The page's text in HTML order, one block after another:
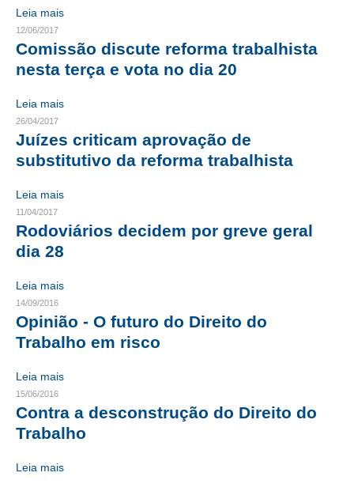
NÚCLEO DA MULHER ENGENHEIRA
TRANSPARÊNCIA
ACORDOS, CONVENÇÕES E DISSÍDIOS
CONTRIBUIÇÕES
CONTRIBUIÇÃO ASSISTENCIAL
CONTRIBUIÇÃO ASSOCIATIVA OU ANUIDADE DE SÓCIO
CONTRIBUIÇÃO SINDICAL URBANA
REVISÃO DE APOSENTADORIA
LEGISLAÇÃO
Leia mais
12/06/2017
Comissão discute reforma trabalhista
nesta terça e vota no dia 20
Leia mais
26/04/2017
Juízes criticam aprovação de
substitutivo da reforma trabalhista
Leia mais
11/04/2017
Rodoviários decidem por greve geral
dia 28
Leia mais
14/09/2016
Opinião - O futuro do Direito do
Trabalho em risco
Leia mais
15/06/2016
Contra a desconstrução do Direito do
Trabalho
Leia mais